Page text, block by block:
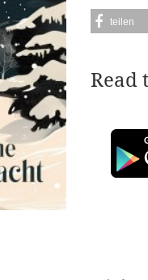
teilen
Read